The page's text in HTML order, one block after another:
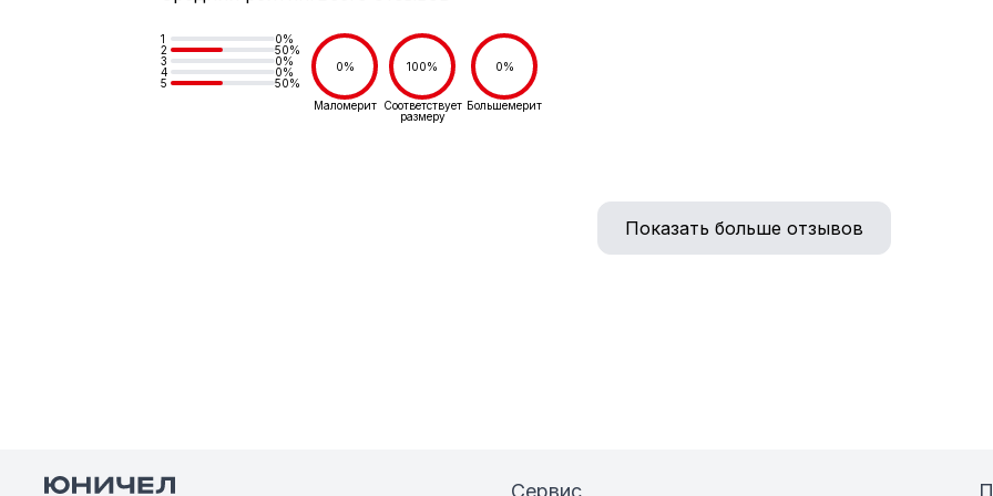
1
0%
2
50%
3
0%
4
0%
5
50%
0%
Маломерит
100%
Соответствует
размеру
0%
Большемерит
Показать больше отзывов
Сервис